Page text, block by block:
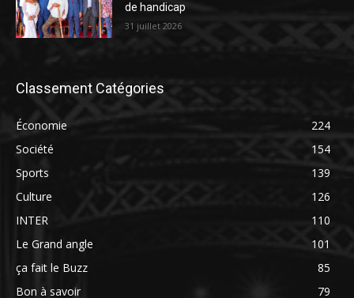
de handicap
31 juillet 2026
Classement Catégories
Économie
224
Société
154
Sports
139
Culture
126
INTER
110
Le Grand angle
101
ça fait le Buzz
85
Bon à savoir
79